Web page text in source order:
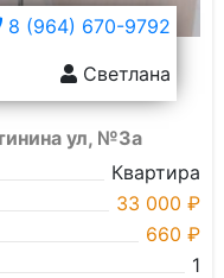
8 (964) 670-9792
Светлана
ул, №3а
Квартира
33 000 ₽
660 ₽
1